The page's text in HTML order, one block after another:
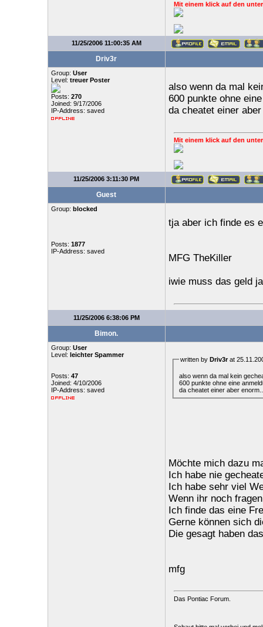
Mit einem klick auf den
11/25/2006 11:00:35 AM
Driv3r
Group: User
Level: treuer Poster
Posts: 270
Joined: 9/17/2006
IP-Address: saved
also wenn da mal
600 punkte ohne
da cheatet einer
Mit einem klick auf den
11/25/2006 3:11:30 PM
Guest
Group: blocked
Posts: 1877
IP-Address: saved
tja aber ich finde es
MFG TheKiller
iwie muss das geld
11/25/2006 6:38:06 PM
Bimon.
Group: User
Level: leichter Spammer
Posts: 47
Joined: 4/10/2006
IP-Address: saved
written by Driv3rat
also wenn da mal kein
600 punkte ohne eine
da cheatet einer aber enorm..
Möchte mich dazu
Ich habe nie
Ich habe sehr viel
Wenn ihr noch
Ich finde das eine
Gerne können sich
Die gesagt haben
mfg
Das Pontiac Forum.